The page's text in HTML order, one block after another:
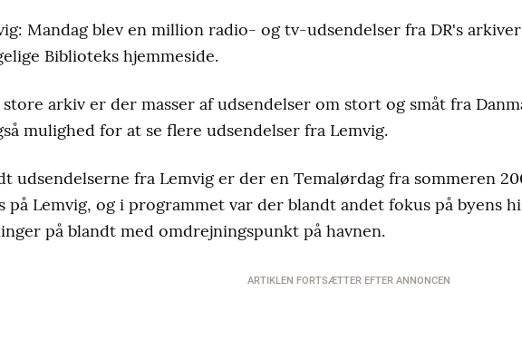
Mandag blev en million radio- og tv-udsendelser fra DR's
Biblioteks hjemmeside.
arkiv er der masser af udsendelser om stort og småt fra
mulighed for at se flere udsendelser fra Lemvig.
udsendelserne fra Lemvig er der en Temalørdag fra sommeren
på Lemvig, og i programmet var der blandt andet fokus på byens
på blandt med omdrejningspunkt på havnen.
ARTIKLEN FORTSÆTTER EFTER ANNONCEN